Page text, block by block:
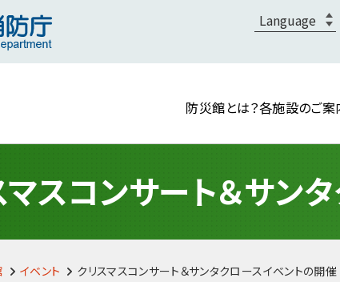
防災館とは？各施設のご案
マスコンサート＆サン
イベント クリスマスコンサート＆サンタクロースイベントの開催